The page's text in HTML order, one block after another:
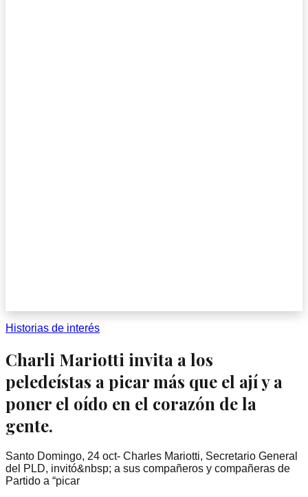
Historias de interés
Charli Mariotti invita a los
peledeístas a picar más que el ají y a
poner el oído en el corazón de la
gente.
Santo Domingo, 24 oct- Charles Mariotti, Secretario General
del PLD, invitó&nbsp; a sus compañeros y compañeras de
Partido a “picar